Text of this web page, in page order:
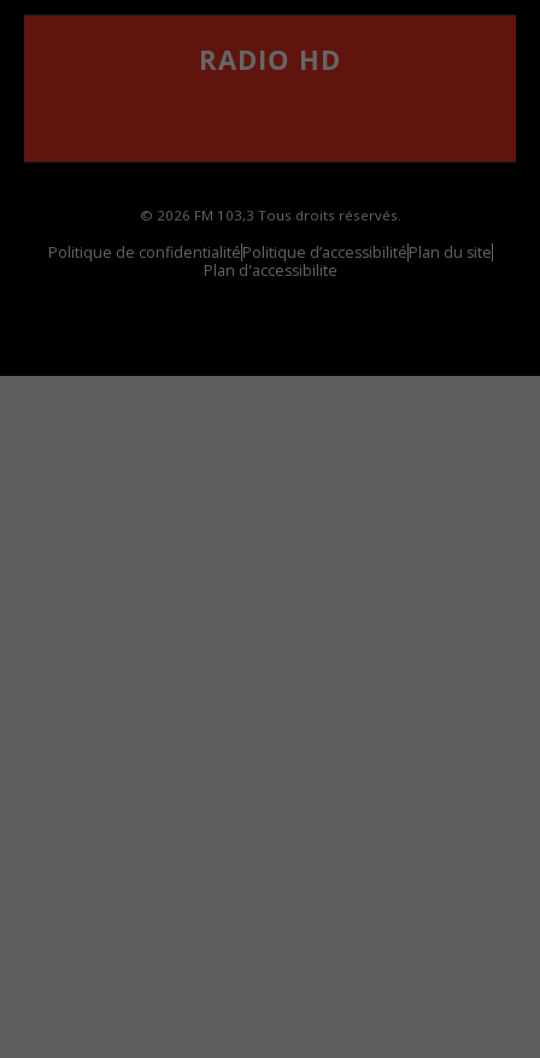
RADIO HD
© 2026 FM 103,3 Tous droits réservés.
Politique de confidentialitéPolitique d’accessibilitéPlan du site
Plan d'accessibilite